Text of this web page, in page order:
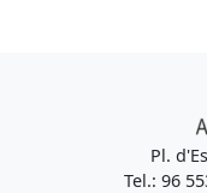
Pl.
Tel.: 96